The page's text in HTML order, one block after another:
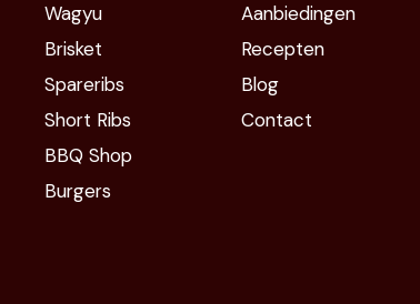
Wagyu
Brisket
Spareribs
Short Ribs
BBQ Shop
Burgers
Aanbiedingen
Recepten
Blog
Contact